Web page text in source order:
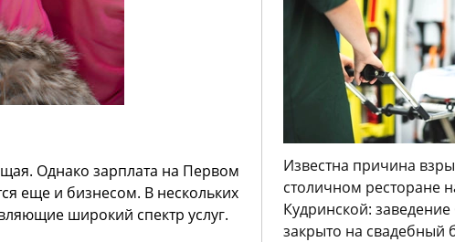
Однако зарплата на Первом
еще и бизнесом. В нескольких
широкий спектр услуг.
Известна причина
столичном ресторане
Кудринской:
закрыто на свадебный